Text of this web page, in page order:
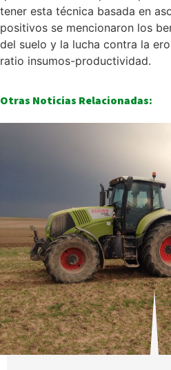
tener esta técnica basada en
positivos se mencionaron los
del suelo y la lucha contra la
ratio insumos-productividad.
Otras Noticias Relacionadas: